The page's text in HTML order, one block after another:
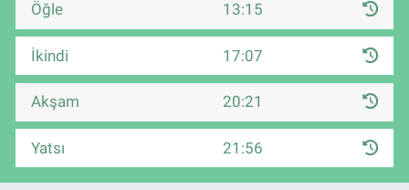
Öğle 13:15
İkindi 17:07
Akşam 20:21
Yatsı 21:56